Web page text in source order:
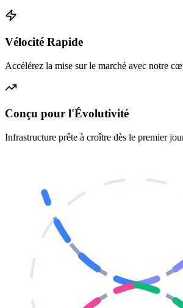
Vélocité Rapide
Accélérez la mise sur le marché avec notre
Conçu pour l'Évolutivité
Infrastructure prête à croître dès le premier